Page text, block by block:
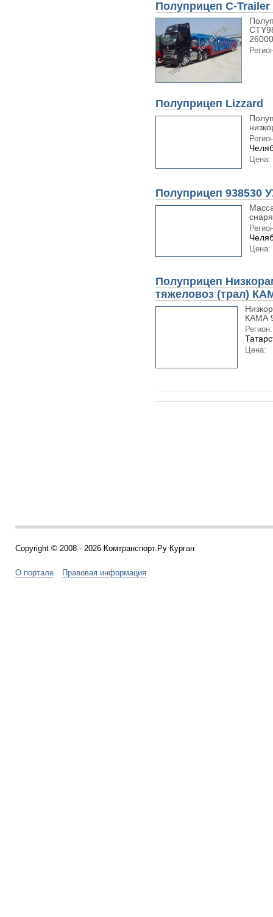
Полуприцеп C-Trailer
Полуприцеп Lizzard
Цена:
Полуприцеп 938530
Цена:
Полуприцеп
тяжеловоз (трал)
КАМА
Регион:
Цена:
Copyright © 2008 - 2026 Комтранспорт.Ру Курган
О портале Правовая информация